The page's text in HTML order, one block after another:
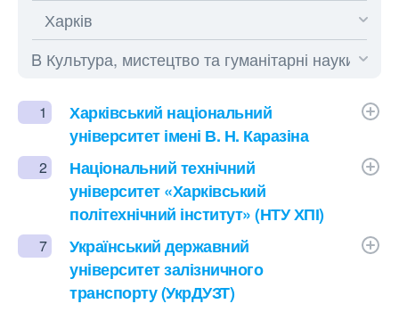
1
Харківський національний
університет імені В. Н. Каразіна
2
Національний технічний
університет «Харківський
політехнічний інститут» (НТУ ХПІ)
7
Український державний
університет залізничного
транспорту (УкрДУЗТ)